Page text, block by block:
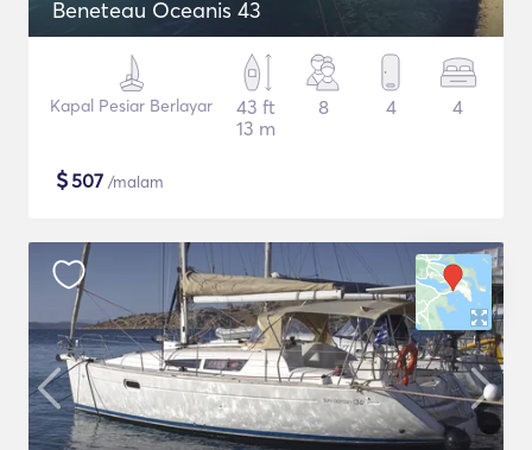
Beneteau Oceanis 43
Kapal Pesiar Berlayar
43 ft
13 m
8 4 4
$507 /malam